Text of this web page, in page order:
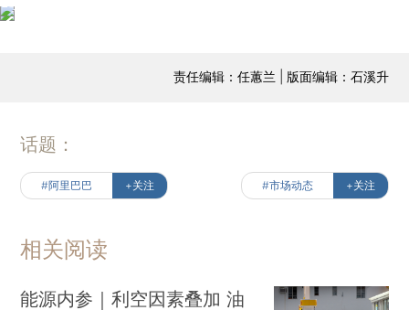
责任编辑：任蕙兰 | 版面编辑：石溪升
话题：
#阿里巴巴 +关注 #市场动态 +关注
相关阅读
能源内参｜利空因素叠加 油